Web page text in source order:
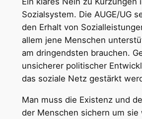
Sozialsystem. Die AUGE/UG
den Erhalt von
allem jene Menschen
am dringendsten brauchen.
unsicherer politischer
das soziale Netz gestärkt
Man muss die Existenz und
der Menschen sichern um sie